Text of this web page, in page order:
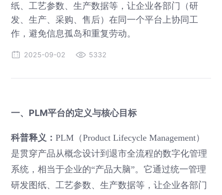
纸、工艺参数、生产数据等，让企业各部门（研
发、生产、采购、售后）在同一个平台上协同工
作，避免信息孤岛和重复劳动。
2025-09-02 5332
一、PLM平台的定义与核心目标
科普释义：PLM（Product Lifecycle Management）
是贯穿产品从概念设计到退市全流程的数字化管理
系统，相当于企业的“产品大脑”。它通过统一管理
研发图纸、工艺参数、生产数据等，让企业各部门